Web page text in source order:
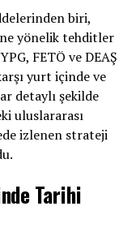
biri,
yönelik tehditler
FETÖ ve DEAŞ
yurt içinde ve
detaylı şekilde
uluslararası
izlenen strateji
Tarihi